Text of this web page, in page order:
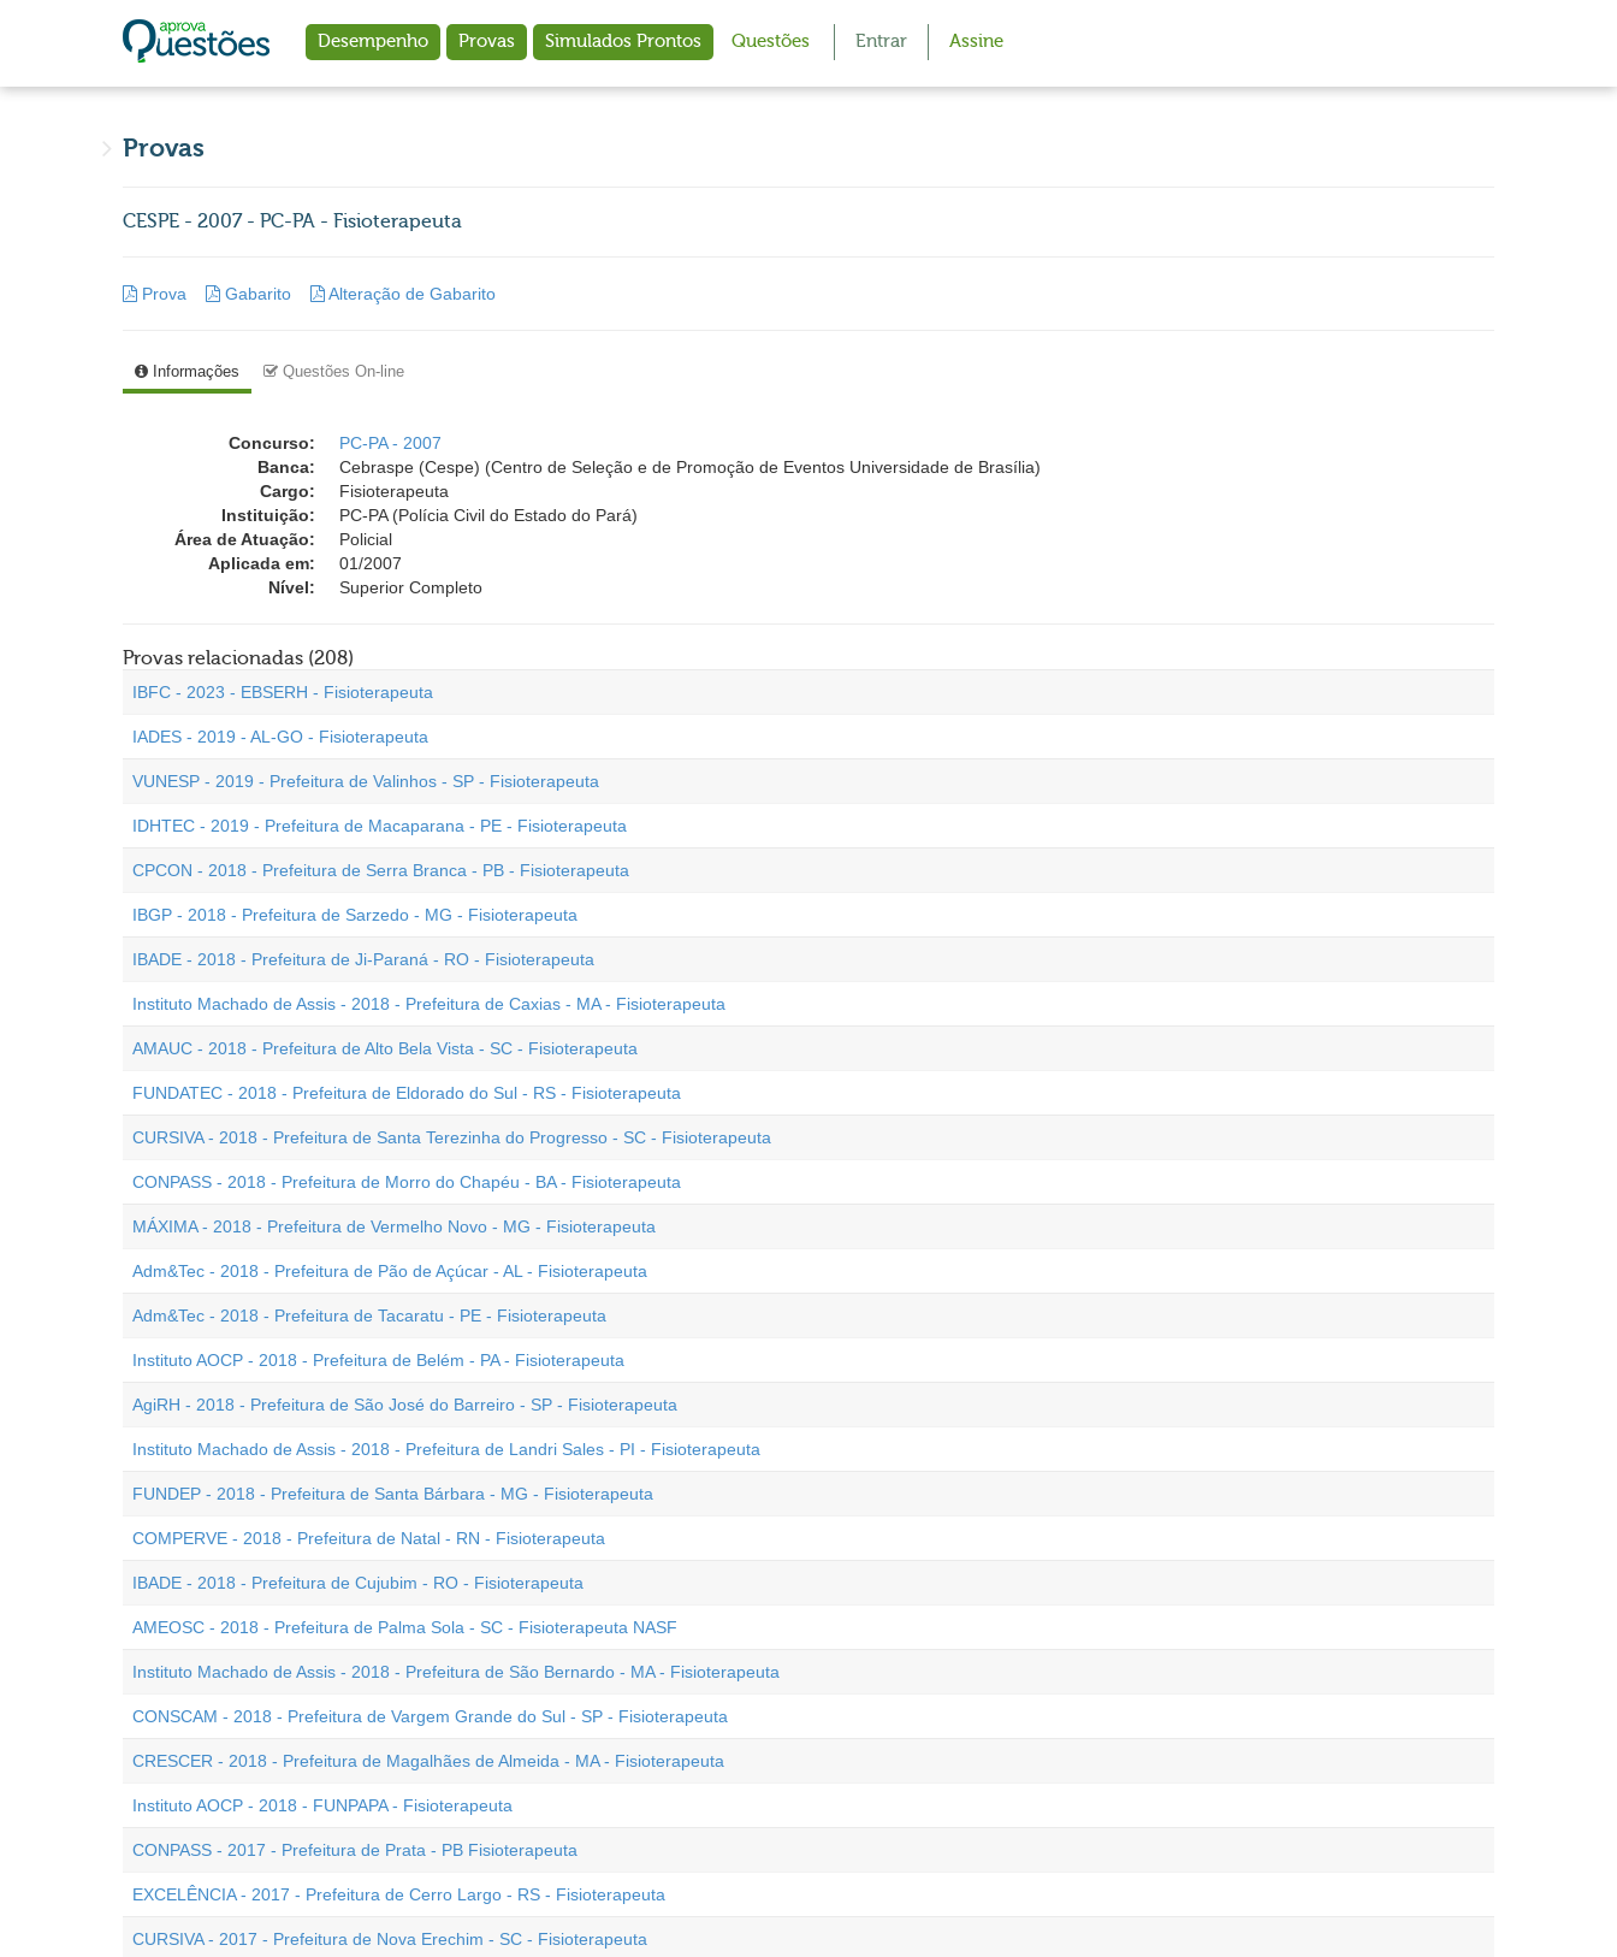
Desempenho Provas Simulados Prontos Questões Entrar Assine
Provas
CESPE - 2007 - PC-PA - Fisioterapeuta
Prova Gabarito Alteração de Gabarito
Informações Questões On-line
Concurso:
PC-PA - 2007
Banca:
Cebraspe (Cespe) (Centro de Seleção e de Promoção de Eventos Universidade de Brasília)
Cargo:
Fisioterapeuta
Instituição:
PC-PA (Polícia Civil do Estado do Pará)
Área de Atuação:
Policial
Aplicada em:
01/2007
Nível:
Superior Completo
Provas relacionadas (208)
IBFC - 2023 - EBSERH - Fisioterapeuta
IADES - 2019 - AL-GO - Fisioterapeuta
VUNESP - 2019 - Prefeitura de Valinhos - SP - Fisioterapeuta
IDHTEC - 2019 - Prefeitura de Macaparana - PE - Fisioterapeuta
CPCON - 2018 - Prefeitura de Serra Branca - PB - Fisioterapeuta
IBGP - 2018 - Prefeitura de Sarzedo - MG - Fisioterapeuta
IBADE - 2018 - Prefeitura de Ji-Paraná - RO - Fisioterapeuta
Instituto Machado de Assis - 2018 - Prefeitura de Caxias - MA - Fisioterapeuta
AMAUC - 2018 - Prefeitura de Alto Bela Vista - SC - Fisioterapeuta
FUNDATEC - 2018 - Prefeitura de Eldorado do Sul - RS - Fisioterapeuta
CURSIVA - 2018 - Prefeitura de Santa Terezinha do Progresso - SC - Fisioterapeuta
CONPASS - 2018 - Prefeitura de Morro do Chapéu - BA - Fisioterapeuta
MÁXIMA - 2018 - Prefeitura de Vermelho Novo - MG - Fisioterapeuta
Adm&Tec - 2018 - Prefeitura de Pão de Açúcar - AL - Fisioterapeuta
Adm&Tec - 2018 - Prefeitura de Tacaratu - PE - Fisioterapeuta
Instituto AOCP - 2018 - Prefeitura de Belém - PA - Fisioterapeuta
AgiRH - 2018 - Prefeitura de São José do Barreiro - SP - Fisioterapeuta
Instituto Machado de Assis - 2018 - Prefeitura de Landri Sales - PI - Fisioterapeuta
FUNDEP - 2018 - Prefeitura de Santa Bárbara - MG - Fisioterapeuta
COMPERVE - 2018 - Prefeitura de Natal - RN - Fisioterapeuta
IBADE - 2018 - Prefeitura de Cujubim - RO - Fisioterapeuta
AMEOSC - 2018 - Prefeitura de Palma Sola - SC - Fisioterapeuta NASF
Instituto Machado de Assis - 2018 - Prefeitura de São Bernardo - MA - Fisioterapeuta
CONSCAM - 2018 - Prefeitura de Vargem Grande do Sul - SP - Fisioterapeuta
CRESCER - 2018 - Prefeitura de Magalhães de Almeida - MA - Fisioterapeuta
Instituto AOCP - 2018 - FUNPAPA - Fisioterapeuta
CONPASS - 2017 - Prefeitura de Prata - PB Fisioterapeuta
EXCELÊNCIA - 2017 - Prefeitura de Cerro Largo - RS - Fisioterapeuta
CURSIVA - 2017 - Prefeitura de Nova Erechim - SC - Fisioterapeuta